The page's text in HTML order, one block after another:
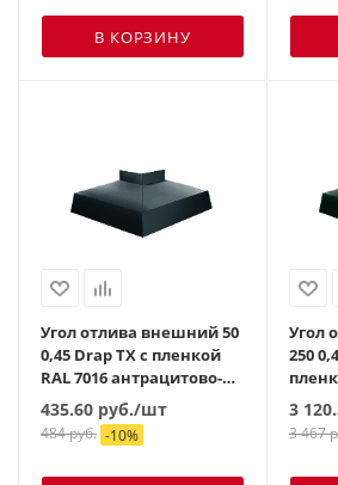
В КОРЗИНУ
Угол отлива внешний 50
0,45 Drap TX с пленкой
RAL 7016 антрацитово-
серый
435.60 руб./шт
484руб. -10%
Угол
250
3
3 467